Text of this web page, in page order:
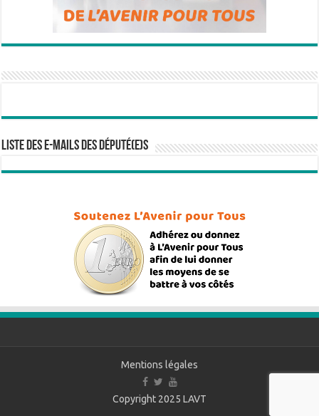
Liste des e-mails des député(e)s
Mentions légales
Copyright 2025 LAVT